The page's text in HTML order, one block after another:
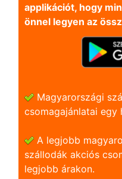
applikációt, hogy
önnel legyen az
Magyarországi
csomagajánlatai egy
A legjobb
szállodák akciós
legjobb árakon.